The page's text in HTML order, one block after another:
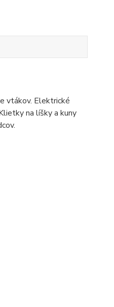
vtákov. Elektrické
na líšky a kuny